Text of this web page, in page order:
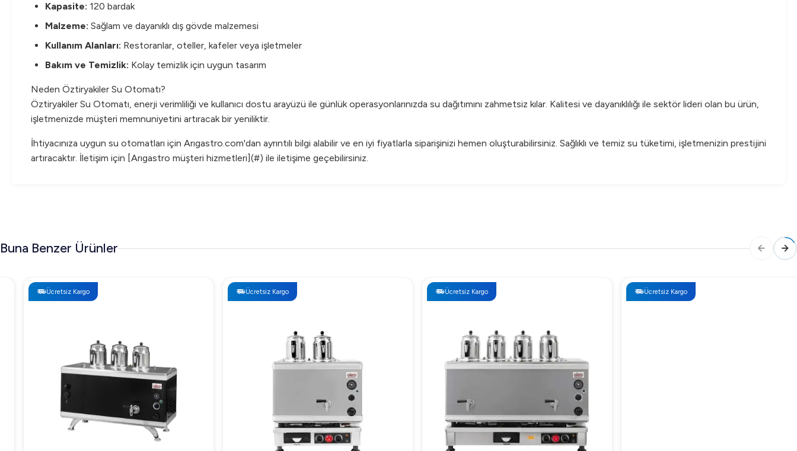
Kapasite: 120 bardak
Malzeme: Sağlam ve dayanıklı dış gövde malzemesi
Kullanım Alanları: Restoranlar, oteller, kafeler veya işletmeler
Bakım ve Temizlik: Kolay temizlik için uygun tasarım
Neden Öztiryakiler Su Otomatı?
Öztiryakiler Su Otomatı, enerji verimliliği ve kullanıcı dostu arayüzü ile günlük operasyonlarınızda su dağıtımını zahmetsiz kılar. Kalitesi ve dayanıklılığı ile sektör lideri olan bu ürün,
işletmenizde müşteri memnuniyetini artıracak bir yeniliktir.
İhtiyacınıza uygun su otomatları için Arıgastro.com'dan ayrıntılı bilgi alabilir ve en iyi fiyatlarla siparişinizi hemen oluşturabilirsiniz. Sağlıklı ve temiz su tüketimi, işletmenizin prestijini
artıracaktır. İletişim için [Arıgastro müşteri hizmetleri](#) ile iletişime geçebilirsiniz.
Buna Benzer Ürünler
Ücretsiz Kargo Ücretsiz Kargo Ücretsiz Kargo Ücretsiz Kargo